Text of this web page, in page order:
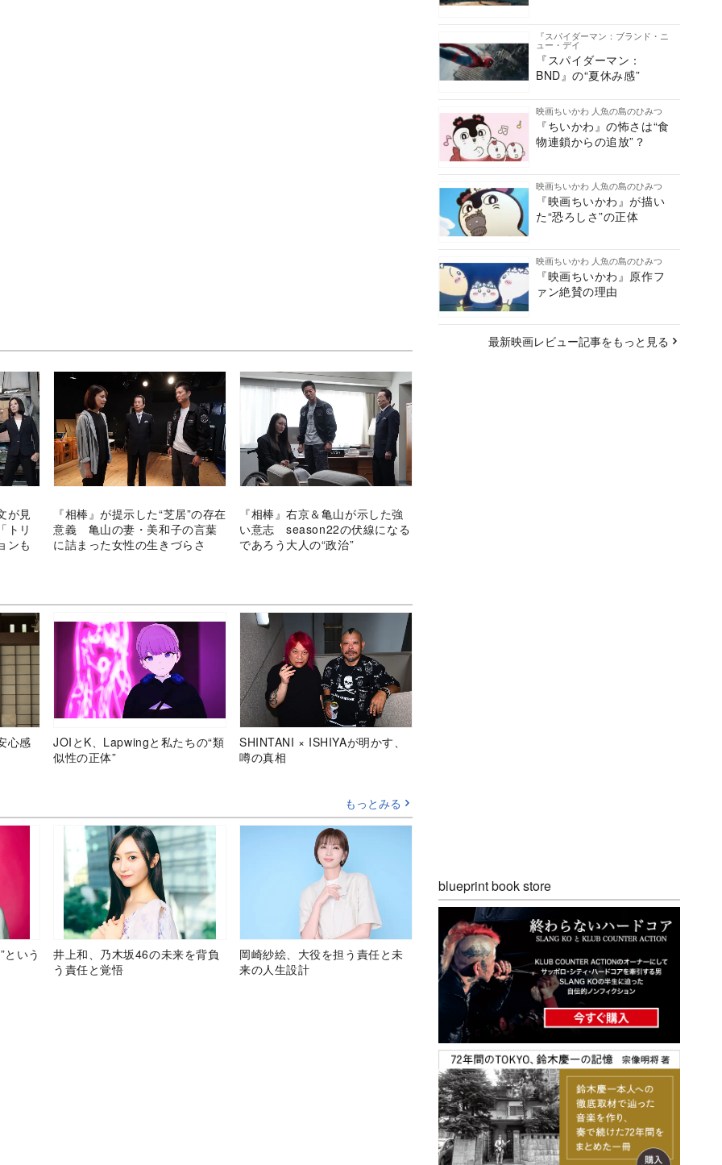
が見
トリ
ンも
『相棒』が提示した“芝居”の存在
意義 亀山の妻・美和子の言葉
に詰まった女性の生きづらさ
『相棒』右京＆亀山が示した強
い意志 season22の伏線になる
であろう大人の“政治”
心感
JOIとK、Lapwingと私たちの“類
似性の正体”
SHINTANI × ISHIYAが明かす、
噂の真相
もっとみる
という
井上和、乃木坂46の未来を背負
う責任と覚悟
岡崎紗絵、大役を担う責任と未
来の人生設計
『スパイダーマン：ブランド・ニ
ュー・デイ
『スパイダーマン：
BND』の“夏休み感”
映画ちいかわ 人魚の島のひみつ
『ちいかわ』の怖さは“食
物連鎖からの追放”？
映画ちいかわ 人魚の島のひみつ
『映画ちいかわ』が描い
た“恐ろしさ”の正体
映画ちいかわ 人魚の島のひみつ
『映画ちいかわ』原作フ
ァン絶賛の理由
最新映画レビュー記事をもっと見る
blueprint book store